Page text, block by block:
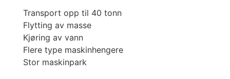
Transport opp til 40 tonn
Flytting av masse
Kjøring av vann
Flere type maskinhengere
Stor maskinpark